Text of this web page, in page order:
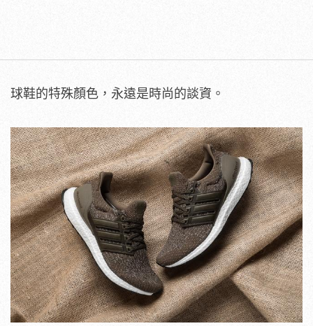
球鞋的特殊顏色，永遠是時尚的談資。